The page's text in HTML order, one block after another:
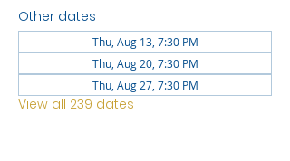
Other dates
Thu, Aug 13, 7:30 PM
Thu, Aug 20, 7:30 PM
Thu, Aug 27, 7:30 PM
View all 239 dates